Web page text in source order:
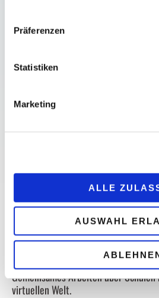
Präferenzen
Statistiken
Marketing
ALLE
AUSWAHL
HOLO-
HOLO-STUNDEN®
Gemeinsames Arbeiten über
virtuellen Welt.